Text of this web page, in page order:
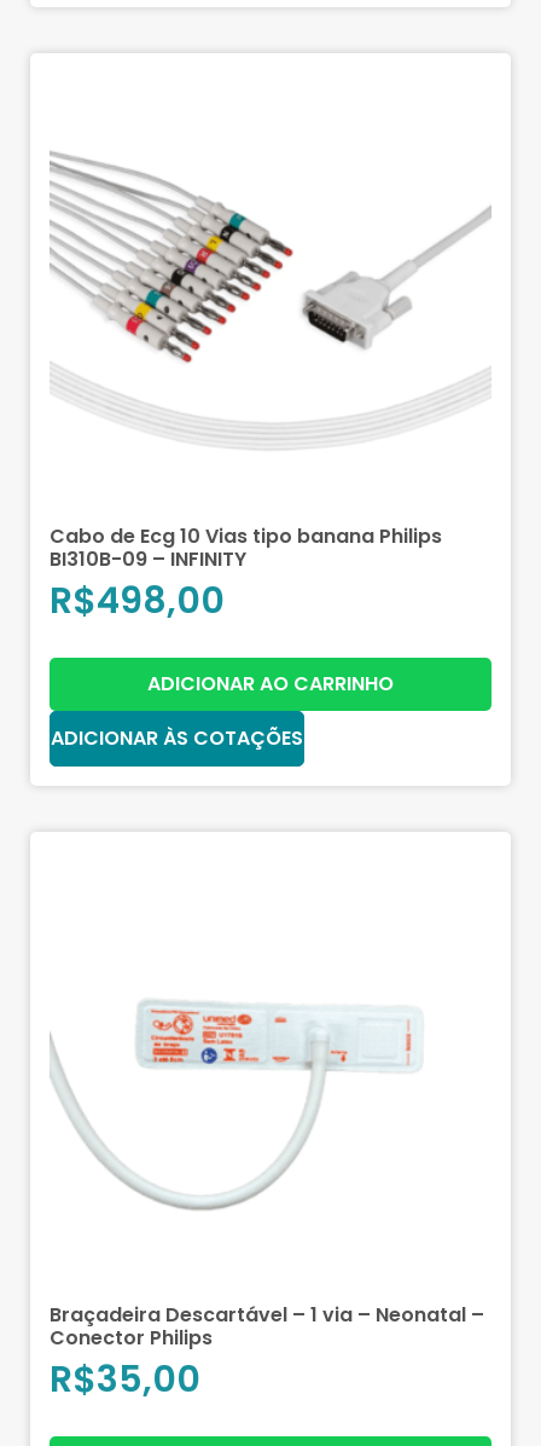
Cabo de Ecg 10 Vias tipo banana Philips
BI310B-09 – INFINITY
R$498,00
ADICIONAR AO CARRINHO
ADICIONAR ÀS COTAÇÕES
Braçadeira Descartável – 1 via – Neonatal –
Conector Philips
R$35,00